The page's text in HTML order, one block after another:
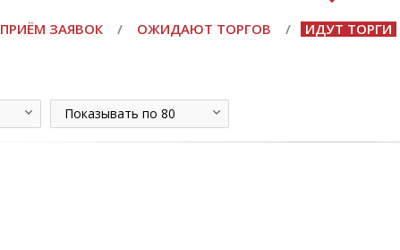
ПРИЁМ ЗАЯВОК / ОЖИДАЮТ ТОРГОВ / ИДУТ ТОРГИ
Показывать по 80